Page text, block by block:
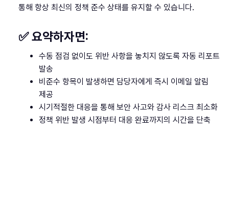
통해 항상 최신의 정책 준수 상태를 유지할 수 있습니다.
✅ 요약하자면:
수동 점검 없이도 위반 사항을 놓치지 않도록 자동 리포트
발송
비준수 항목이 발생하면 담당자에게 즉시 이메일 알림
제공
시기적절한 대응을 통해 보안 사고와 감사 리스크 최소화
정책 위반 발생 시점부터 대응 완료까지의 시간을 단축